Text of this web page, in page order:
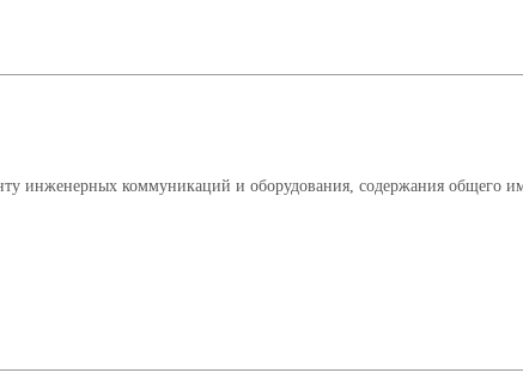
инженерных коммуникаций и оборудования, содержания общего